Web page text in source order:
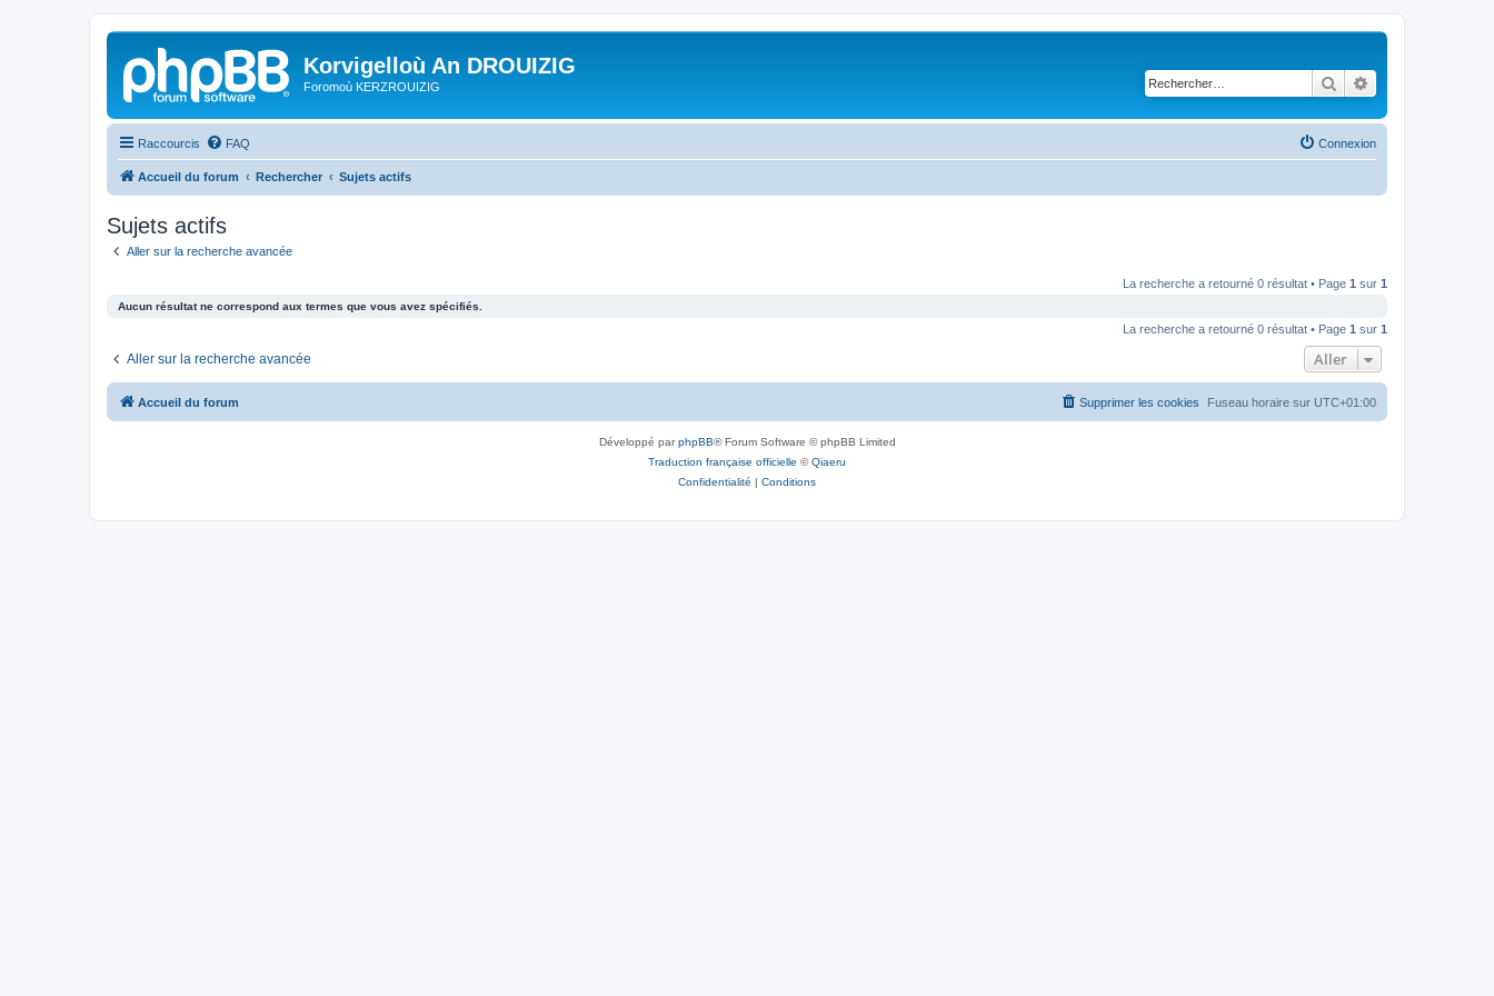
Korvigelloù An DROUIZIG
Foromoù KERZROUIZIG Rechercher
Raccourcis FAQ Connexion
Accueil du forum Rechercher Sujets actifs
Sujets actifs
Aller sur la recherche avancée
La recherche a retourné 0 résultat • Page 1 sur 1
Aucun résultat ne correspond aux termes que vous avez spécifiés.
La recherche a retourné 0 résultat • Page 1 sur 1
Aller sur la recherche avancée Aller
Accueil du forum Fuseau horaire sur UTC+01:00
Supprimer les cookies
Développé parphpBB® Forum Software © phpBB Limited
Traduction française officielle ©Qiaeru
Confidentialité | Conditions